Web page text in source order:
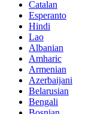
Catalan
Esperanto
Hindi
Lao
Albanian
Amharic
Armenian
Azerbaijani
Belarusian
Bengali